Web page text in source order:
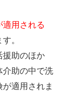
適用される
。
援助のほか
介助の中で洗
適用されま